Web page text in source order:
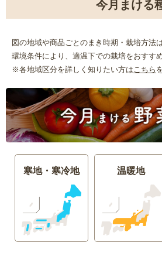
今月まける
図の地域や商品ごとのまき時期・栽培方法
環境条件により、適温下での栽培をおすす
※各地域区分を詳しく知りたい方は こちら
寒地・寒冷地 温暖地